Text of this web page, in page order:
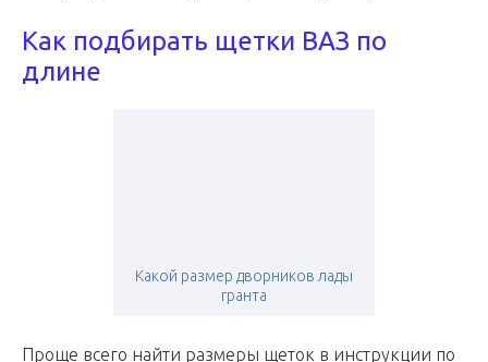
Как подбирать щетки ВАЗ по
длине
Какой размер дворников лады
гранта
Проще всего найти размеры щеток в инструкции по